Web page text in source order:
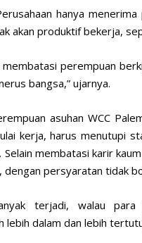
hanya
akan produktif bekerja,
perempuan
bangsa,” ujarnya.
asuhan WCC
kerja, harus menutupi
Selain membatasi karir
persyaratan tidak
terjadi, walau para
lebih dalam dan lebih